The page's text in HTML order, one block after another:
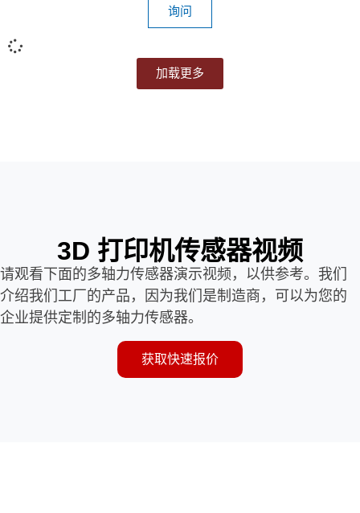
询问
加载更多
3D 打印机传感器视频
请观看下面的多轴力传感器演示视频，以供参考。我们
介绍我们工厂的产品，因为我们是制造商，可以为您的
企业提供定制的多轴力传感器。
获取快速报价